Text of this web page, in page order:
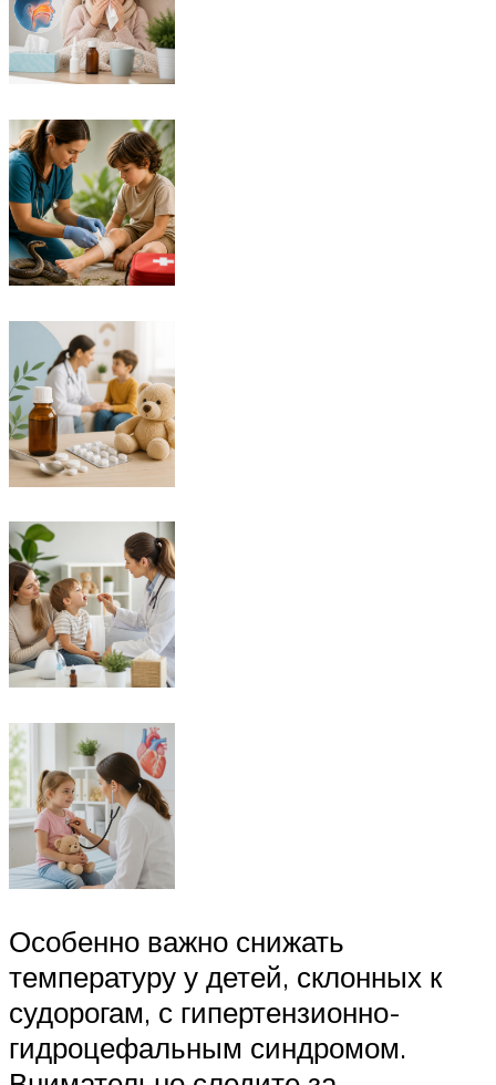
Особенно важно снижать
температуру у детей, склонных к
судорогам, с гипертензионно-
гидроцефальным синдромом.